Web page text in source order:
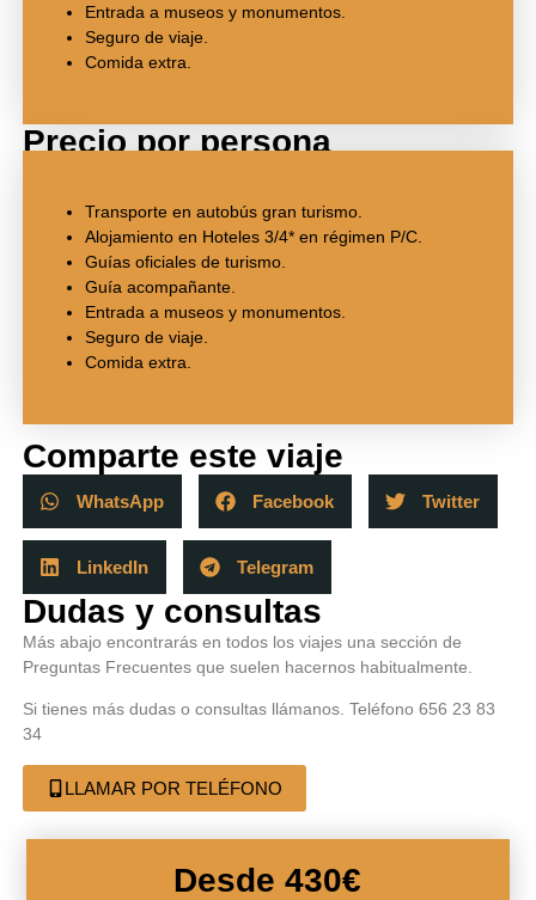
Entrada a museos y monumentos.
Seguro de viaje.
Comida extra.
Precio por persona
Transporte en autobús gran turismo.
Alojamiento en Hoteles 3/4* en régimen P/C.
Guías oficiales de turismo.
Guía acompañante.
Entrada a museos y monumentos.
Seguro de viaje.
Comida extra.
Comparte este viaje
WhatsApp Facebook Twitter
LinkedIn Telegram
Dudas y consultas
Más abajo encontrarás en todos los viajes una sección de
Preguntas Frecuentes que suelen hacernos habitualmente.
Si tienes más dudas o consultas llámanos. Teléfono 656 23 83
34
LLAMAR POR TELÉFONO
Desde 430€